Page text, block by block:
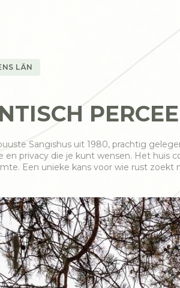
LÄN
Sangishus uit 1980, prachtig
en privacy die je kunt wensen. Het
Een unieke kans voor wie rust zoekt